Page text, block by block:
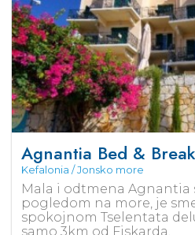
Agnantia Bed &
Kefalonia / Jonsko more
Mala i odtmena Agnantia
pogledom na more, je
spokojnom Tselentata
samo 3km od Fiskarda.